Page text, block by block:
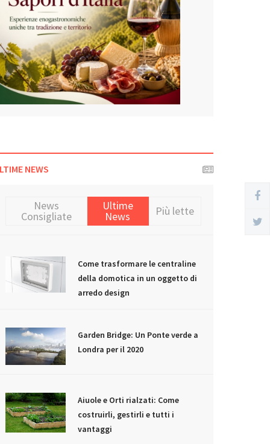
NEWS
News
Consigliate
Ultime
News Più lette
Come trasformare le centraline
della domotica in un oggetto di
arredo design
Garden Bridge: Un Ponte verde a
Londra per il 2020
Aiuole e Orti rialzati: Come
costruirli, gestirli e tutti i
vantaggi